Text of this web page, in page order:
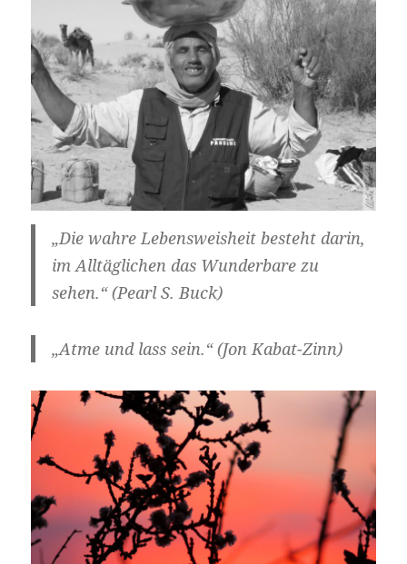
„Die wahre Lebensweisheit besteht darin,
im Alltäglichen das Wunderbare zu
sehen.“ (Pearl S. Buck)
„Atme und lass sein.“ (Jon Kabat-Zinn)